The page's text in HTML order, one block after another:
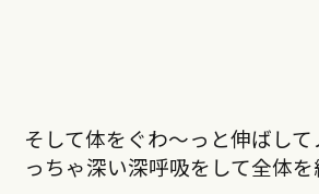
そして体をぐわ〜っと伸ばし
っちゃ深い深呼吸をして全体を